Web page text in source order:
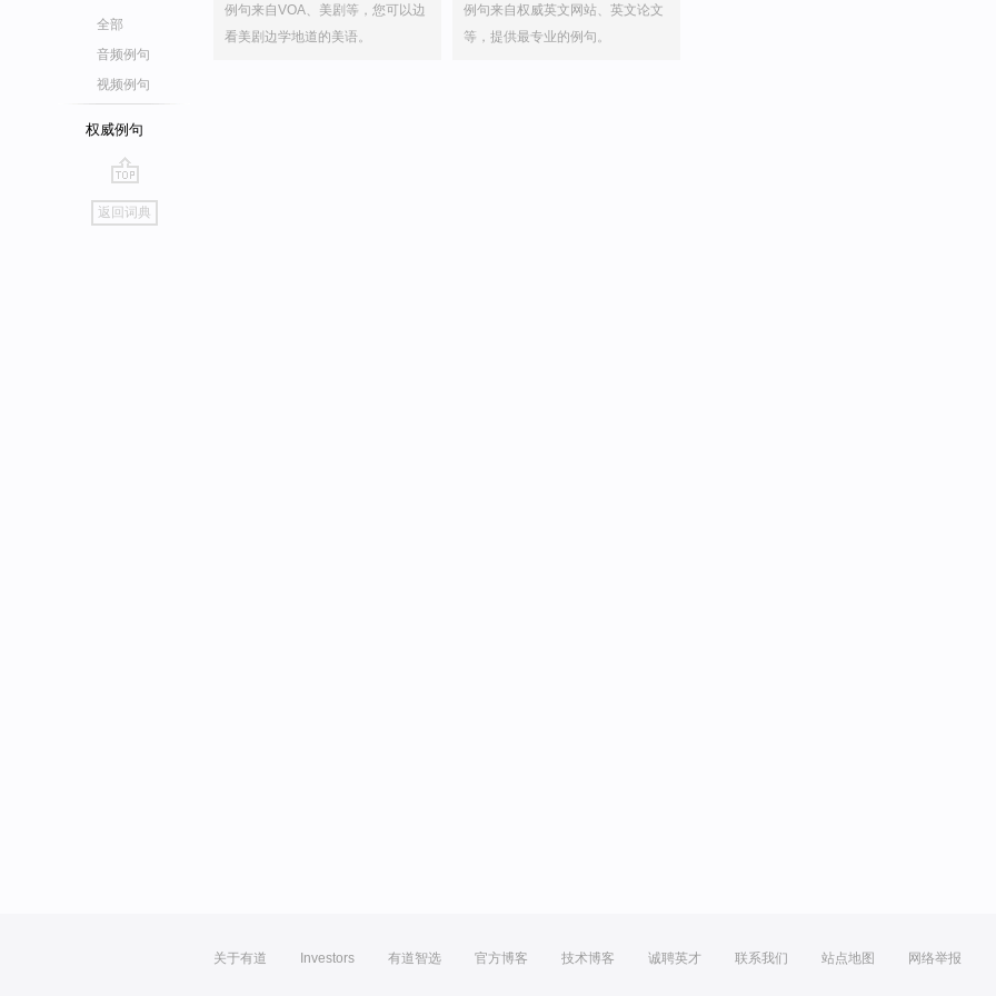
全部
音频例句
视频例句
权威例句
go
top
返回词典
例句来自VOA、美剧等，您可以边
看美剧边学地道的美语。
例句来自权威英文网站、英文论文
等，提供最专业的例句。
关于有道 Investors 有道智选 官方博客 技术博客 诚聘英才 联系我们 站点地图 网络举报